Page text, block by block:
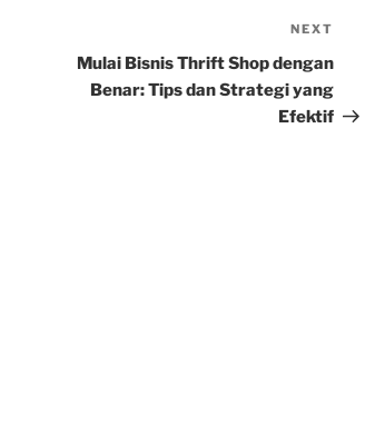
Post
NEXT
Mulai Bisnis Thrift Shop dengan
Benar: Tips dan Strategi yang
Efektif